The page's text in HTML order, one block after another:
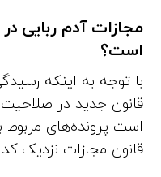
مجازات آدم ربایی
است؟
با توجه به اینکه
قانون جدید در صلاحیت
قانون مجازات نزدیک